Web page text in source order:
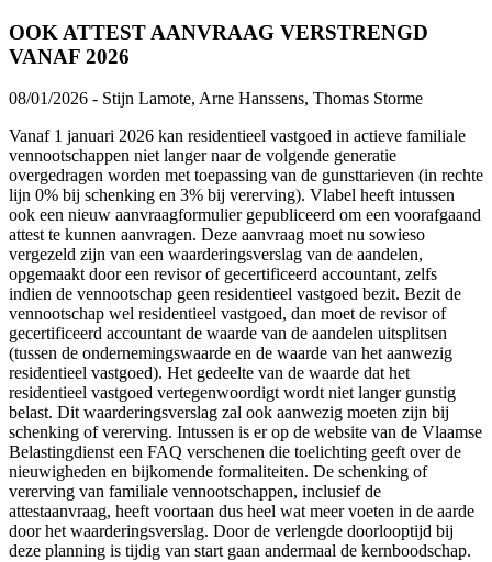
OOK ATTEST AANVRAAG VERSTRENGD
VANAF 2026
08/01/2026 - Stijn Lamote, Arne Hanssens, Thomas Storme
Vanaf 1 januari 2026 kan residentieel vastgoed in actieve familiale
vennootschappen niet langer naar de volgende generatie
overgedragen worden met toepassing van de gunsttarieven (in rechte
lijn 0% bij schenking en 3% bij vererving). Vlabel heeft intussen
ook een nieuw aanvraagformulier gepubliceerd om een voorafgaand
attest te kunnen aanvragen. Deze aanvraag moet nu sowieso
vergezeld zijn van een waarderingsverslag van de aandelen,
opgemaakt door een revisor of gecertificeerd accountant, zelfs
indien de vennootschap geen residentieel vastgoed bezit. Bezit de
vennootschap wel residentieel vastgoed, dan moet de revisor of
gecertificeerd accountant de waarde van de aandelen uitsplitsen
(tussen de ondernemingswaarde en de waarde van het aanwezig
residentieel vastgoed). Het gedeelte van de waarde dat het
residentieel vastgoed vertegenwoordigt wordt niet langer gunstig
belast. Dit waarderingsverslag zal ook aanwezig moeten zijn bij
schenking of vererving. Intussen is er op de website van de Vlaamse
Belastingdienst een FAQ verschenen die toelichting geeft over de
nieuwigheden en bijkomende formaliteiten. De schenking of
vererving van familiale vennootschappen, inclusief de
attestaanvraag, heeft voortaan dus heel wat meer voeten in de aarde
door het waarderingsverslag. Door de verlengde doorlooptijd bij
deze planning is tijdig van start gaan andermaal de kernboodschap.